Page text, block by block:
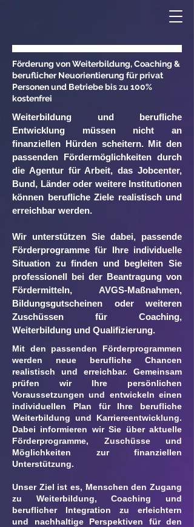
Förderung von Weiterbildung, Coaching &
beruflicher Neuorientierung für privat
Personen und Betriebe bis zu 100%
kostenfrei
Weiterbildung und berufliche
Entwicklung müssen nicht an
finanziellen Hürden scheitern. Mit den
passenden Fördermöglichkeiten durch
die Agentur für Arbeit, das Jobcenter,
Bund, Länder oder weitere Institutionen
können berufliche Ziele realistisch und
erreichbar werden.
Wir unterstützen Sie dabei, passende
Förderprogramme für Ihre individuelle
Situation zu finden und begleiten Sie
professionell bei der Beantragung von
Fördermitteln, AVGS-Maßnahmen,
Bildungsgutscheinen oder weiteren
Zuschüssen für Coaching,
Weiterbildung und Qualifizierung.
Mit den passenden Förderprogrammen
werden neue berufliche Chancen
realistisch und erreichbar. Gemeinsam
prüfen wir Ihre persönlichen
Voraussetzungen und entwickeln einen
individuellen Plan für Ihre berufliche
Weiterbildung und Karriereentwicklung.
Dabei informieren wir Sie über aktuelle
Förderprogramme, Zuschüsse und
Möglichkeiten zur finanziellen
Unterstützung.
Unser Ziel ist es, Menschen den Zugang
zu Weiterbildung, Coaching und
beruflicher Integration zu erleichtern
und nachhaltige Perspektiven für den